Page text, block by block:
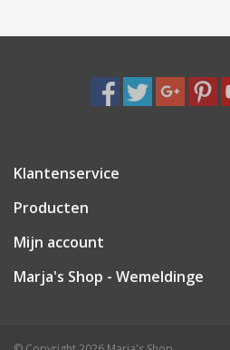
Boeken
Speelgoed & hobby
Cadeau & feest
Contact/Locatie
Klantenservice
Producten
Mijn account
Marja's Shop - Wemeldinge